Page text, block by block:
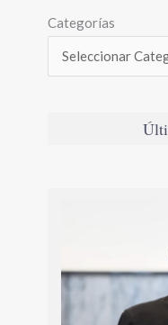
Categorías